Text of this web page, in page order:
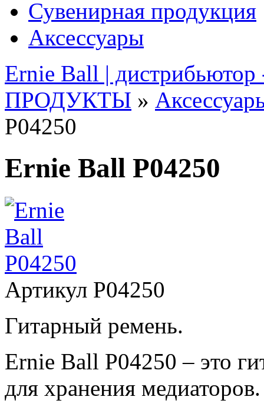
Сувенирная продукция
Аксессуары
Ernie Ball | дистрибьютор
ПРОДУКТЫ »
P04250
Ernie Ball P04250
Артикул P04250
Гитарный ремень.
Ernie Ball P04250 – это
для хранения